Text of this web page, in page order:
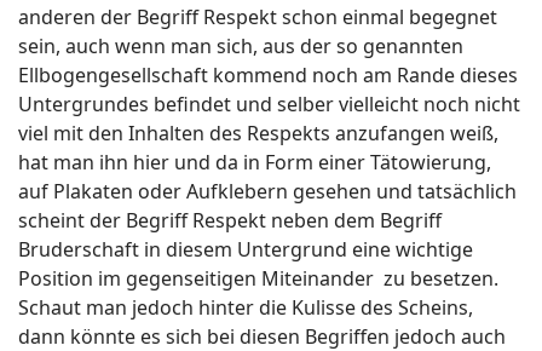
anderen der Begriff Respekt schon einmal begegnet
sein, auch wenn man sich, aus der so genannten
Ellbogengesellschaft kommend noch am Rande dieses
Untergrundes befindet und selber vielleicht noch nicht
viel mit den Inhalten des Respekts anzufangen weiß,
hat man ihn hier und da in Form einer Tätowierung,
auf Plakaten oder Aufklebern gesehen und tatsächlich
scheint der Begriff Respekt neben dem Begriff
Bruderschaft in diesem Untergrund eine wichtige
Position im gegenseitigen Miteinander zu besetzen.
Schaut man jedoch hinter die Kulisse des Scheins,
dann könnte es sich bei diesen Begriffen jedoch auch